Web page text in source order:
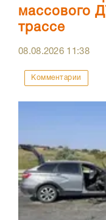
массового
трассе
08.08.2026 11:38
Комментарии